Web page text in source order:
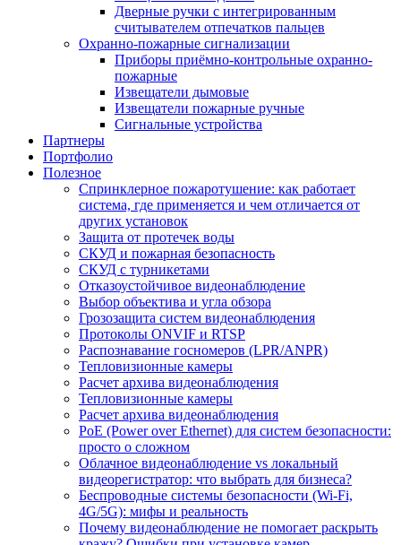
Дверные ручки с интегрированным
считывателем отпечатков пальцев
Охранно-пожарные сигнализации
Приборы приёмно-контрольные охранно-
пожарные
Извещатели дымовые
Извещатели пожарные ручные
Сигнальные устройства
Партнеры
Портфолио
Полезное
Спринклерное пожаротушение: как работает
система, где применяется и чем отличается от
других установок
Защита от протечек воды
СКУД и пожарная безопасность
СКУД с турникетами
Отказоустойчивое видеонаблюдение
Выбор объектива и угла обзора
Грозозащита систем видеонаблюдения
Протоколы ONVIF и RTSP
Распознавание госномеров (LPR/ANPR)
Тепловизионные камеры
Расчет архива видеонаблюдения
Тепловизионные камеры
Расчет архива видеонаблюдения
PoE (Power over Ethernet) для систем безопасности:
просто о сложном
Облачное видеонаблюдение vs локальный
видеорегистратор: что выбрать для бизнеса?
Беспроводные системы безопасности (Wi-Fi,
4G/5G): мифы и реальность
Почему видеонаблюдение не помогает раскрыть